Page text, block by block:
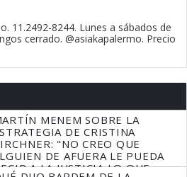
11.2492-8244. Lunes a sábados de
cerrado. @asiakapalermo. Precio
MENEM SOBRE LA
DE CRISTINA
"NO CREO QUE
DE AFUERA LE PUEDA
A LA JUSTICIA LO QUE